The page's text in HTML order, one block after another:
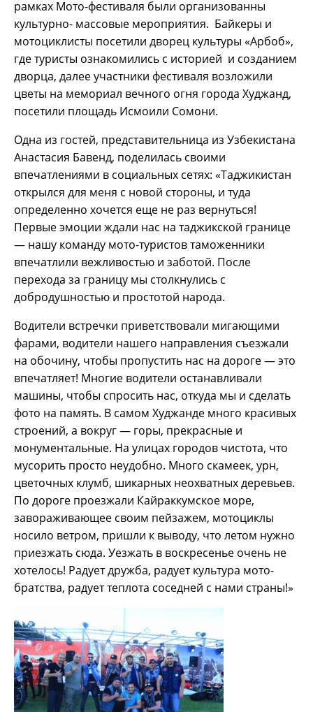
рамках Мото-фестиваля были организованны
культурно- массовые мероприятия. Байкеры и
мотоциклисты посетили дворец культуры «Арбоб»,
где туристы ознакомились с историей и созданием
дворца, далее участники фестиваля возложили
цветы на мемориал вечного огня города Худжанд,
посетили площадь Исмоили Сомони.
Одна из гостей, представительница из Узбекистана
Анастасия Бавенд, поделилась своими
впечатлениями в социальных сетях: «Таджикистан
открылся для меня с новой стороны, и туда
определенно хочется еще не раз вернуться!
Первые эмоции ждали нас на таджикской границе
— нашу команду мото-туристов таможенники
впечатлили вежливостью и заботой. После
перехода за границу мы столкнулись с
добродушностью и простотой народа.
Водители встречки приветствовали мигающими
фарами, водители нашего направления съезжали
на обочину, чтобы пропустить нас на дороге — это
впечатляет! Многие водители останавливали
машины, чтобы спросить нас, откуда мы и сделать
фото на память. В самом Худжанде много красивых
строений, а вокруг — горы, прекрасные и
монументальные. На улицах городов чистота, что
мусорить просто неудобно. Много скамеек, урн,
цветочных клумб, шикарных неохватных деревьев.
По дороге проезжали Кайраккумское море,
завораживающее своим пейзажем, мотоциклы
носило ветром, пришли к выводу, что летом нужно
приезжать сюда. Уезжать в воскресенье очень не
хотелось! Радует дружба, радует культура мото-
братства, радует теплота соседней с нами страны!»